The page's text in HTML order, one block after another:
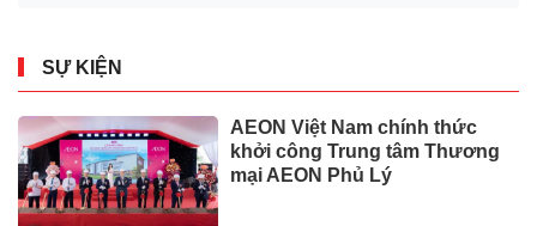
SỰ KIỆN
AEON Việt Nam chính thức
khởi công Trung tâm Thương
mại AEON Phủ Lý